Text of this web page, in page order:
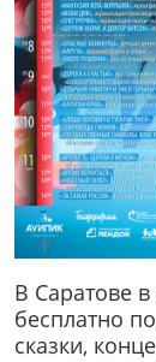
В Саратове
бесплатно
сказки,